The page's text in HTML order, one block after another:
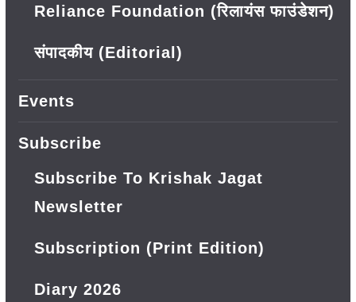
Reliance Foundation (रिलायंस फाउंडेशन)
संपादकीय (Editorial)
Events
Subscribe
Subscribe To Krishak Jagat
Newsletter
Subscription (Print Edition)
Diary 2026